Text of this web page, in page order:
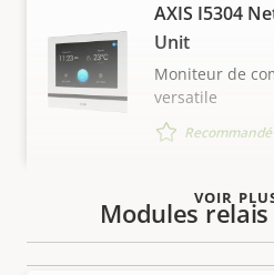
VOIR
AXIS I5304
Unit
Moniteur de
versatile
Modules relais